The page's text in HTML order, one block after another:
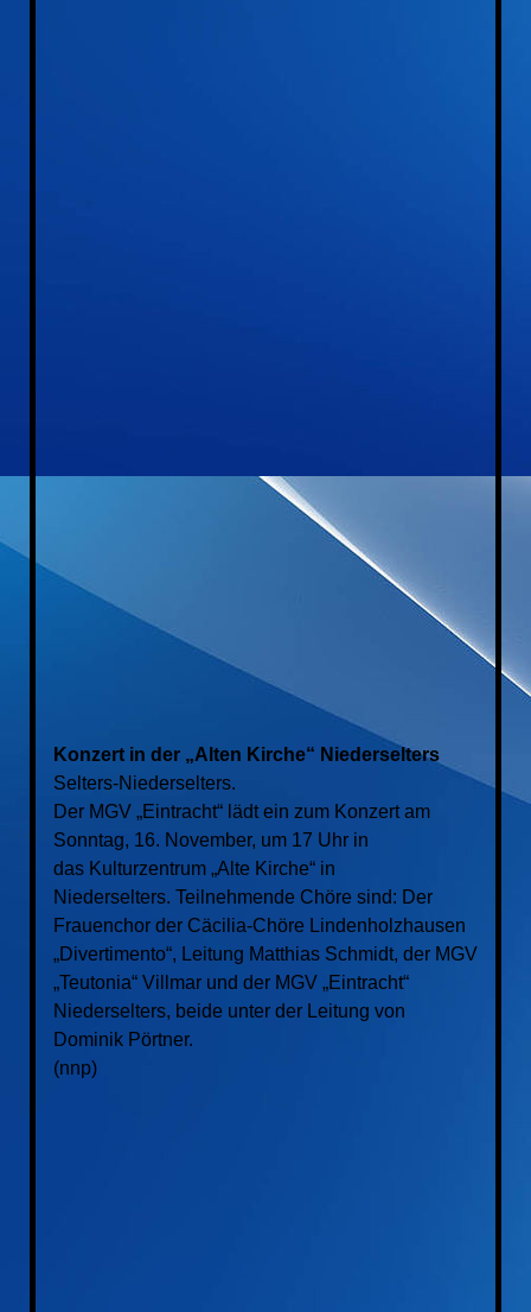
20141108_Gruppenchorkonzert Lindenholzhausen1
20141108_Gruppenchorkonzert Lindenholzhausen2
Konzert in der „Alten Kirche“ Niederselters
Selters-Niederselters.
Der MGV „Eintracht“ lädt ein zum Konzert am
Sonntag, 16. November, um 17 Uhr in
das Kulturzentrum „Alte Kirche“ in
Niederselters. Teilnehmende Chöre sind: Der
Frauenchor der Cäcilia-Chöre Lindenholzhausen
„Divertimento“, Leitung Matthias Schmidt, der MGV
„Teutonia“ Villmar und der MGV „Eintracht“
Niederselters, beide unter der Leitung von
Dominik Pörtner.
(nnp)